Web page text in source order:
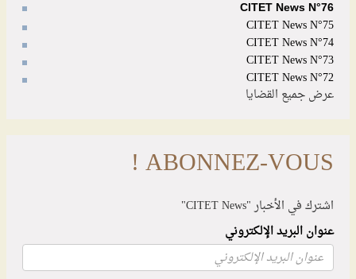
CITET News N°76
CITET News N°75
CITET News N°74
CITET News N°73
CITET News N°72
عرض جميع القضايا
ABONNEZ-VOUS !
اشترك في الأخبار "CITET News"
عنوان البريد الإلكتروني